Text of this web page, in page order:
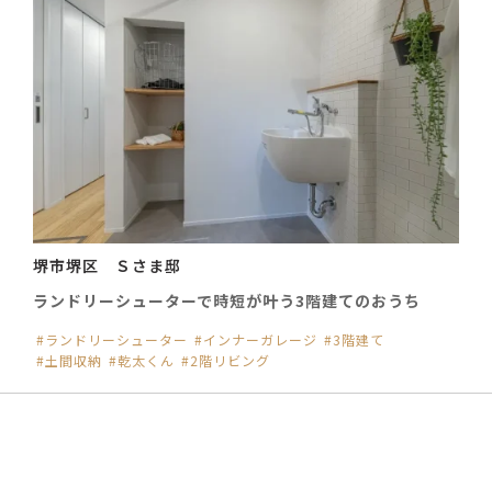
堺市堺区 Ｓさま邸
ランドリーシューターで時短が叶う3階建てのおうち
ランドリーシューター インナーガレージ
3階建て
土間収納
乾太くん 2階リビング